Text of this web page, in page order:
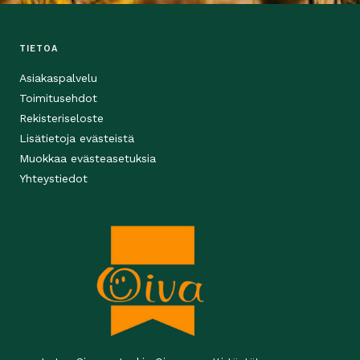
TIETOA
Asiakaspalvelu
Toimitusehdot
Rekisteriseloste
Lisätietoja evästeistä
Muokkaa evästeasetuksia
Yhteystiedot